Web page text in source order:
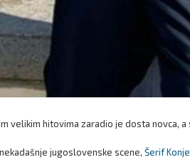
velikim hitovima zaradio je dosta novca,
jugoslovenske scene, Šerif